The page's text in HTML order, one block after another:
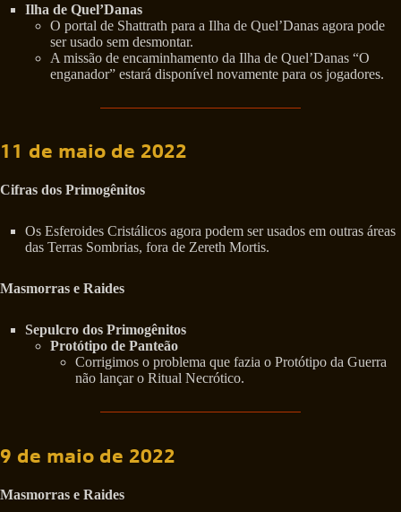
Ilha de Quel’Danas
O portal de Shattrath para a Ilha de Quel’Danas agora pode
ser usado sem desmontar.
A missão de encaminhamento da Ilha de Quel’Danas “O
enganador” estará disponível novamente para os jogadores.
11 de maio de 2022
Cifras dos Primogênitos
Os Esferoides Cristálicos agora podem ser usados em outras áreas
das Terras Sombrias, fora de Zereth Mortis.
Masmorras e Raides
Sepulcro dos Primogênitos
Protótipo de Panteão
Corrigimos o problema que fazia o Protótipo da Guerra
não lançar o Ritual Necrótico.
9 de maio de 2022
Masmorras e Raides